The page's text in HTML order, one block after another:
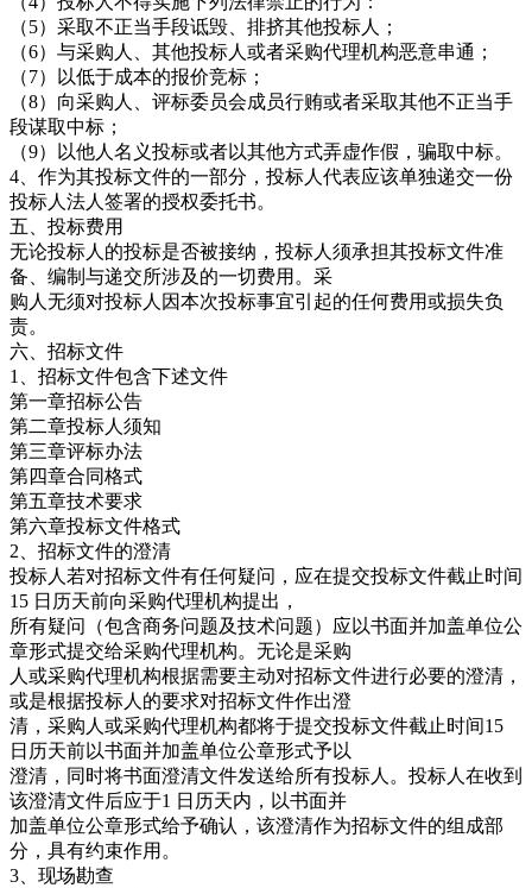
（5）采取不正当手段诋毁、排挤其他投标人；
（6）与采购人、其他投标人或者采购代理机构恶意串通；
（7）以低于成本的报价竞标；
（8）向采购人、评标委员会成员行贿或者采取其他不正当手
段谋取中标；
（9）以他人名义投标或者以其他方式弄虚作假，骗取中标。
4、作为其投标文件的一部分，投标人代表应该单独递交一份
投标人法人签署的授权委托书。
五、投标费用
无论投标人的投标是否被接纳，投标人须承担其投标文件准
备、编制与递交所涉及的一切费用。采
购人无须对投标人因本次投标事宜引起的任何费用或损失负
责。
六、招标文件
1、招标文件包含下述文件
第一章招标公告
第二章投标人须知
第三章评标办法
第四章合同格式
第五章技术要求
第六章投标文件格式
2、招标文件的澄清
投标人若对招标文件有任何疑问，应在提交投标文件截止时间
15 日历天前向采购代理机构提出，
所有疑问（包含商务问题及技术问题）应以书面并加盖单位公
章形式提交给采购代理机构。无论是采购
人或采购代理机构根据需要主动对招标文件进行必要的澄清，
或是根据投标人的要求对招标文件作出澄
清，采购人或采购代理机构都将于提交投标文件截止时间15
日历天前以书面并加盖单位公章形式予以
澄清，同时将书面澄清文件发送给所有投标人。投标人在收到
该澄清文件后应于1 日历天内，以书面并
加盖单位公章形式给予确认，该澄清作为招标文件的组成部
分，具有约束作用。
3、现场勘查